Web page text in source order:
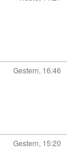
Gestern, 16:46
Gestern, 15:20